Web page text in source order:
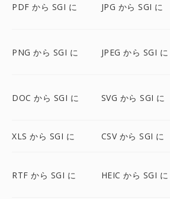
PDF から SGI に JPG から SGI に
PNG から SGI に JPEG から SGI に
DOC から SGI に SVG から SGI に
XLS から SGI に CSV から SGI に
RTF から SGI に HEIC から SGI に